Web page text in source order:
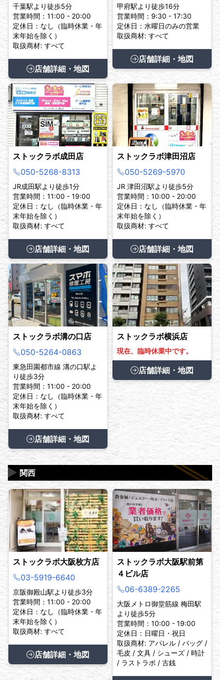
千葉駅より徒歩5分
営業時間：11:00 - 20:00
定休日：なし（臨時休業・年
末年始を除く）
取扱商材: すべて
店舗詳細・地図
甲府駅より徒歩16分
営業時間：9:30 - 17:30
定休日：水曜日のみの営業
取扱商材: すべて
店舗詳細・地図
ストックラボ成田店
050-5268-8313
JR成田駅より徒歩1分
営業時間：11:00 - 19:00
定休日：なし（臨時休業・年
末年始を除く）
取扱商材: すべて
店舗詳細・地図
ストックラボ津田沼店
050-5269-5970
JR 津田沼駅より徒歩5分
営業時間：10:00 - 20:00
定休日：なし（臨時休業・年
末年始を除く）
取扱商材: すべて
店舗詳細・地図
ストックラボ溝の口店
050-5264-0863
東急田園都市線 溝の口駅よ
り徒歩3分
営業時間：11:00 - 20:00
定休日：なし（臨時休業・年
末年始を除く）
取扱商材: すべて
店舗詳細・地図
ストックラボ横浜店
現在、臨時休業中です。
店舗詳細・地図
関西
▶
ストックラボ大阪枚方店
03-5919-6640
京阪御殿山駅より徒歩3分
営業時間：11:00 - 20:00
定休日：なし（臨時休業・年
末年始を除く）
取扱商材: すべて
店舗詳細・地図
ストックラボ大阪駅前第
４ビル店
06-6389-2265
大阪メトロ御堂筋線 梅田駅
より徒歩5分
営業時間：10:00 - 19:00
定休日：日曜日・祝日
取扱商材: アパレル / バッグ /
毛皮 / 文具 / シューズ / 時計
/ ラストラボ / 古銭